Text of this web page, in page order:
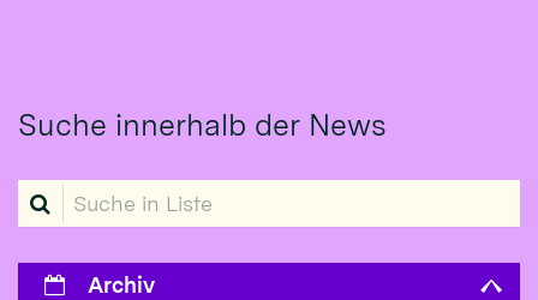
Suche innerhalb der News
Suche in Liste
Archiv